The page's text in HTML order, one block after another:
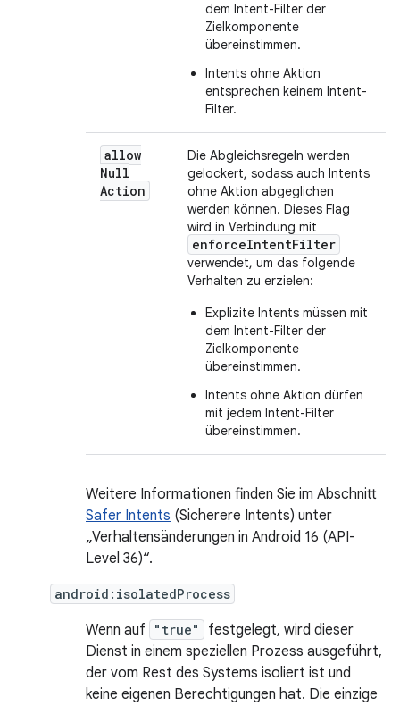
dem Intent-Filter der
Zielkomponente
übereinstimmen.
Intents ohne Aktion
entsprechen keinem Intent-
Filter.
allow
Null
Action
Die Abgleichsregeln werden
gelockert, sodass auch Intents
ohne Aktion abgeglichen
werden können. Dieses Flag
wird in Verbindung mit
enforceIntentFilter
verwendet, um das folgende
Verhalten zu erzielen:
Explizite Intents müssen mit
dem Intent-Filter der
Zielkomponente
übereinstimmen.
Intents ohne Aktion dürfen
mit jedem Intent-Filter
übereinstimmen.
Weitere Informationen finden Sie im Abschnitt
Safer Intents (Sicherere Intents) unter
„Verhaltensänderungen in Android 16 (API-
Level 36)“.
android:isolatedProcess
Wenn auf "true"
festgelegt, wird dieser
Dienst in einem speziellen Prozess ausgeführt,
der vom Rest des Systems isoliert ist und
keine eigenen Berechtigungen hat. Die einzige